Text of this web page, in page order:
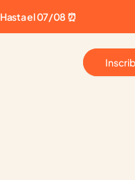
Hasta el 07/08 ⏰